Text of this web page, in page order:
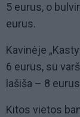
5 eurus, o
eurus.
Kavinėje
6 eurus, su
lašiša – 8
Kitos vietos